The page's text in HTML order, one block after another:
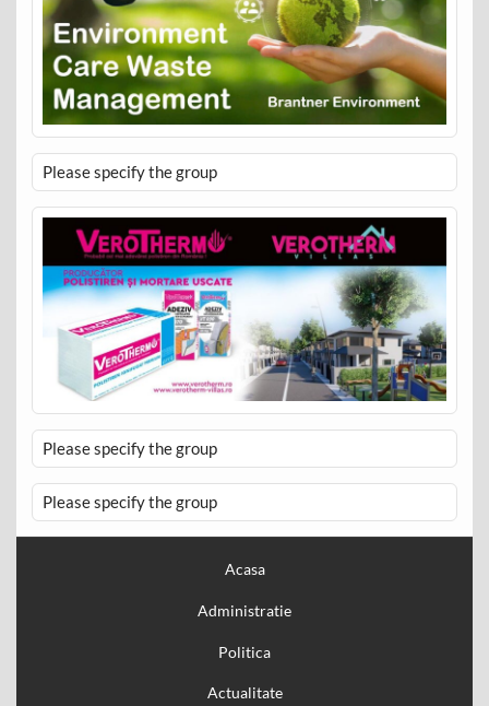
Please specify the group
Please specify the group
Please specify the group
Acasa
Administratie
Politica
Actualitate